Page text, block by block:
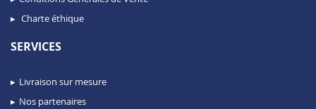
Charte éthique
SERVICES
Livraison sur mesure
Nos partenaires